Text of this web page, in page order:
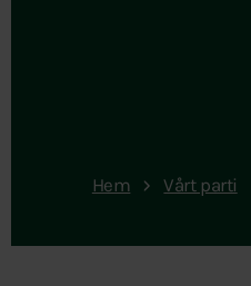
Hem Vårt parti